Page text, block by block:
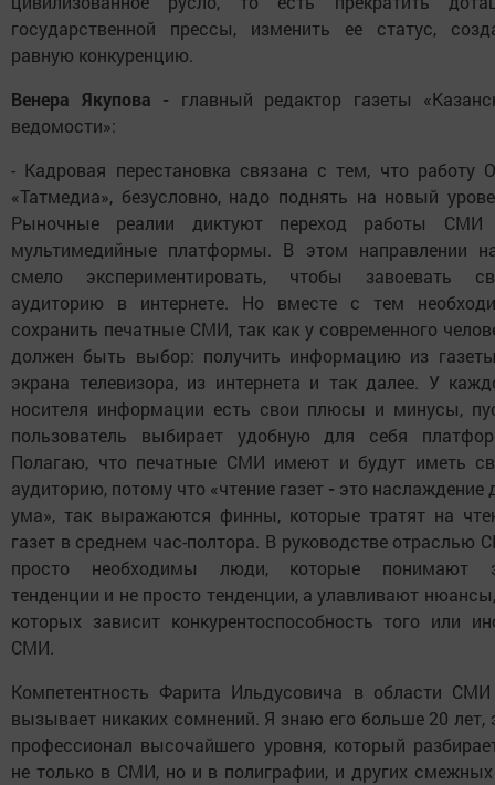
государственной прессы, изменить ее статус,
равную конкуренцию.
Венера Якупова - главный редактор газеты
ведомости»:
- Кадровая перестановка связана с тем, что работу
«Татмедиа», безусловно, надо поднять на новый
Рыночные реалии диктуют переход работы СМИ
мультимедийные платформы. В этом направлении
смело экспериментировать, чтобы завоевать
аудиторию в интернете. Но вместе с тем
сохранить печатные СМИ, так как у современного
должен быть выбор: получить информацию из
экрана телевизора, из интернета и так далее. У
носителя информации есть свои плюсы и минусы,
пользователь выбирает удобную для себя
Полагаю, что печатные СМИ имеют и будут иметь
аудиторию, потому что «чтение газет - это наслаждение
ума», так выражаются финны, которые тратят на
газет в среднем час-полтора. В руководстве отраслью
просто необходимы люди, которые понимают
тенденции и не просто тенденции, а улавливают
которых зависит конкурентоспособность того или
СМИ.
Компетентность Фарита Ильдусовича в области
вызывает никаких сомнений. Я знаю его больше 20 лет,
профессионал высочайшего уровня, который
не только в СМИ, но и в полиграфии, и других